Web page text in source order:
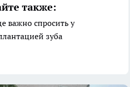
также:
важно спросить у
зуба